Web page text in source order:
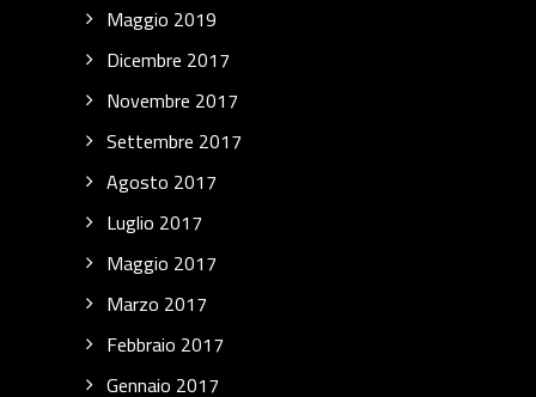
Maggio 2019
Dicembre 2017
Novembre 2017
Settembre 2017
Agosto 2017
Luglio 2017
Maggio 2017
Marzo 2017
Febbraio 2017
Gennaio 2017